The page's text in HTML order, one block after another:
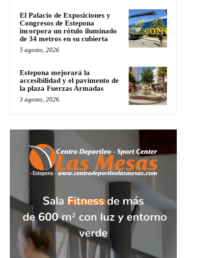
El Palacio de Exposiciones y
Congresos de Estepona
incorpora un rótulo iluminado
de 34 metros en su cubierta
5 agosto, 2026
Estepona mejorará la
accesibilidad y el pavimento de
la plaza Fuerzas Armadas
3 agosto, 2026